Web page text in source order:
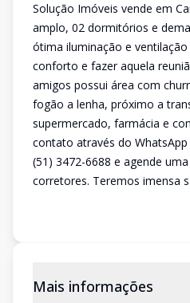
Solução Imóveis vende em
amplo, 02 dormitórios e
ótima iluminação e
conforto e fazer aquela
amigos possui área com
fogão a lenha, próximo a
supermercado, farmácia e
contato através do
(51) 3472-6688 e agende
corretores. Teremos imensa
Mais informações